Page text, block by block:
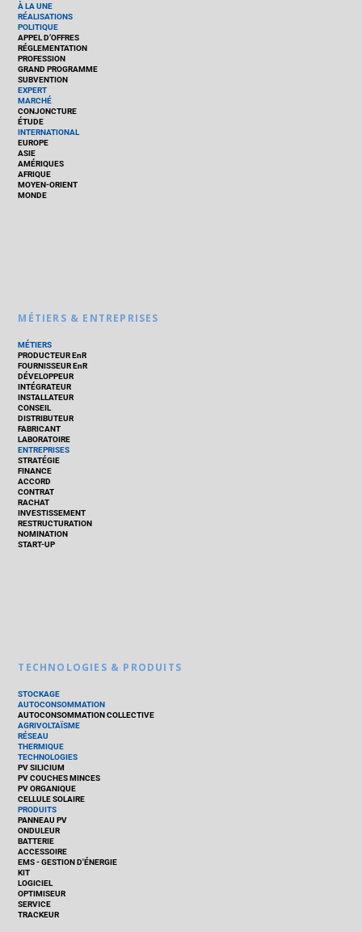
À LA UNE
RÉALISATIONS
POLITIQUE
APPEL D’OFFRES
RÉGLEMENTATION
PROFESSION
GRAND PROGRAMME
SUBVENTION
EXPERT
MARCHÉ
CONJONCTURE
ÉTUDE
INTERNATIONAL
EUROPE
ASIE
AMÉRIQUES
AFRIQUE
MOYEN-ORIENT
MONDE
MÉTIERS & ENTREPRISES
MÉTIERS
PRODUCTEUR EnR
FOURNISSEUR EnR
DÉVELOPPEUR
INTÉGRATEUR
INSTALLATEUR
CONSEIL
DISTRIBUTEUR
FABRICANT
LABORATOIRE
ENTREPRISES
STRATÉGIE
FINANCE
ACCORD
CONTRAT
RACHAT
INVESTISSEMENT
RESTRUCTURATION
NOMINATION
START-UP
TECHNOLOGIES & PRODUITS
STOCKAGE
AUTOCONSOMMATION
AUTOCONSOMMATION COLLECTIVE
AGRIVOLTAÏSME
RÉSEAU
THERMIQUE
TECHNOLOGIES
PV SILICIUM
PV COUCHES MINCES
PV ORGANIQUE
CELLULE SOLAIRE
PRODUITS
PANNEAU PV
ONDULEUR
BATTERIE
ACCESSOIRE
EMS - GESTION D'ÉNERGIE
KIT
LOGICIEL
OPTIMISEUR
SERVICE
TRACKEUR